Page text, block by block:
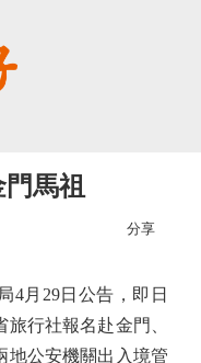
馬祖
分享
月29日公告，即日
行社報名赴金門、
地公安機關出入境管